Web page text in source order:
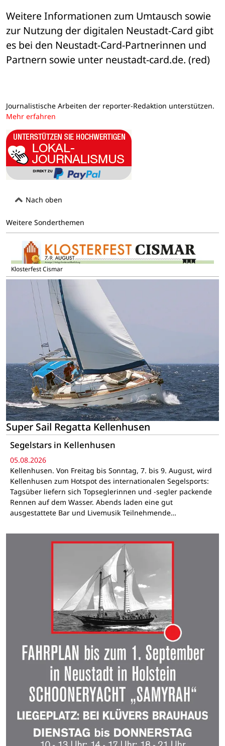
Weitere Informationen zum Umtausch sowie
zur Nutzung der digitalen Neustadt-Card gibt
es bei den Neustadt-Card-Partnerinnen und
Partnern sowie unter neustadt-card.de. (red)
Journalistische Arbeiten der reporter-Redaktion unterstützen.
Mehr erfahren
Nach oben
Weitere Sonderthemen
Klosterfest Cismar
Super Sail Regatta Kellenhusen
Segelstars in Kellenhusen
05.08.2026
Kellenhusen. Von Freitag bis Sonntag, 7. bis 9. August, wird
Kellenhusen zum Hotspot des internationalen Segelsports:
Tagsüber liefern sich Topseglerinnen und -segler packende
Rennen auf dem Wasser. Abends laden eine gut
ausgestattete Bar und Livemusik Teilnehmende…